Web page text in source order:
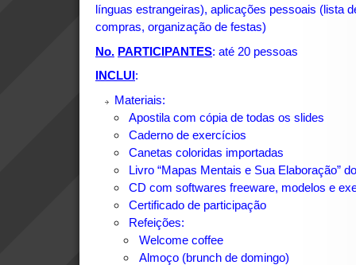
línguas estrangeiras), aplicações pessoais (lista
compras, organização de festas)
No. PARTICIPANTES: até 20 pessoas
INCLUI:
Materiais:
Apostila com cópia de todas os slides
Caderno de exercícios
Canetas coloridas importadas
Livro “Mapas Mentais e Sua Elaboração”
CD com softwares freeware, modelos e
Certificado de participação
Refeições:
Welcome coffee
Almoço (brunch de domingo)